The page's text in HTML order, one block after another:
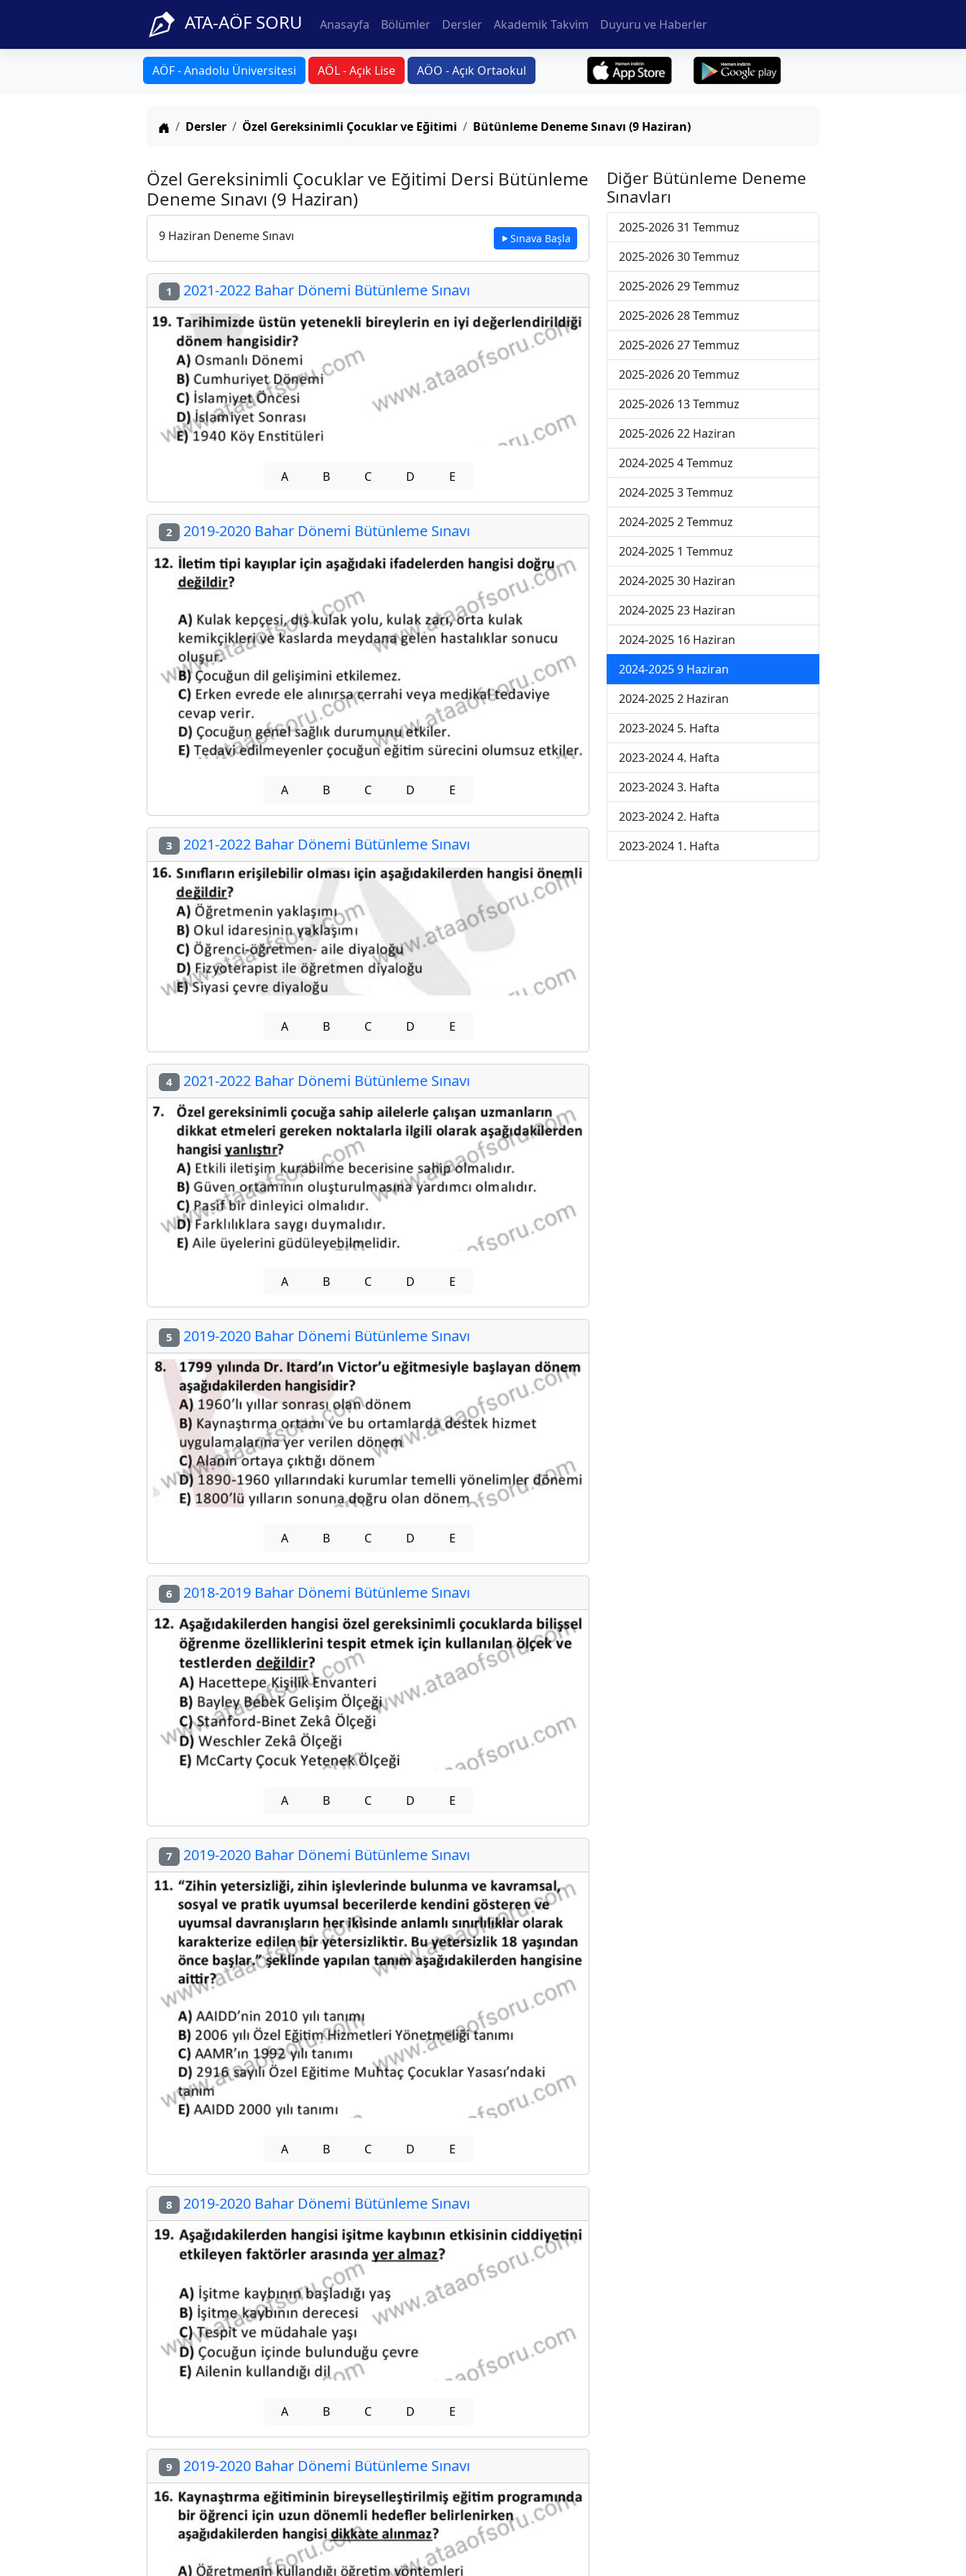
ATA-AÖF SORU Anasayfa Bölümler Dersler Akademik Takvim Duyuru ve Haberler
AÖF - Anadolu Üniversitesi AÖL - Açık Lise AÖO - Açık Ortaokul
Anasayfa
Dersler Özel Gereksinimli Çocuklar ve Eğitimi Bütünleme Deneme Sınavı (9 Haziran)
Özel Gereksinimli Çocuklar ve Eğitimi Dersi Bütünleme
Deneme Sınavı (9 Haziran)
9 Haziran Deneme Sınavı Sınava Başla
1 2021-2022 Bahar Dönemi Bütünleme Sınavı
A B C D E
2 2019-2020 Bahar Dönemi Bütünleme Sınavı
A B C D E
3 2021-2022 Bahar Dönemi Bütünleme Sınavı
A B C D E
4 2021-2022 Bahar Dönemi Bütünleme Sınavı
A B C D E
5 2019-2020 Bahar Dönemi Bütünleme Sınavı
A B C D E
6 2018-2019 Bahar Dönemi Bütünleme Sınavı
A B C D E
7 2019-2020 Bahar Dönemi Bütünleme Sınavı
A B C D E
8 2019-2020 Bahar Dönemi Bütünleme Sınavı
A B C D E
9 2019-2020 Bahar Dönemi Bütünleme Sınavı
Diğer Bütünleme Deneme
Sınavları
2025-2026 31 Temmuz
2025-2026 30 Temmuz
2025-2026 29 Temmuz
2025-2026 28 Temmuz
2025-2026 27 Temmuz
2025-2026 20 Temmuz
2025-2026 13 Temmuz
2025-2026 22 Haziran
2024-2025 4 Temmuz
2024-2025 3 Temmuz
2024-2025 2 Temmuz
2024-2025 1 Temmuz
2024-2025 30 Haziran
2024-2025 23 Haziran
2024-2025 16 Haziran
2024-2025 9 Haziran
2024-2025 2 Haziran
2023-2024 5. Hafta
2023-2024 4. Hafta
2023-2024 3. Hafta
2023-2024 2. Hafta
2023-2024 1. Hafta